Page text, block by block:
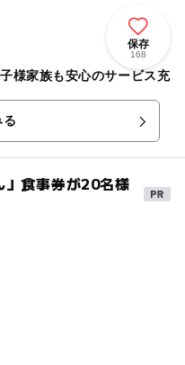
保存
168
様家族も安心のサービス充
る
」食事券が20名様